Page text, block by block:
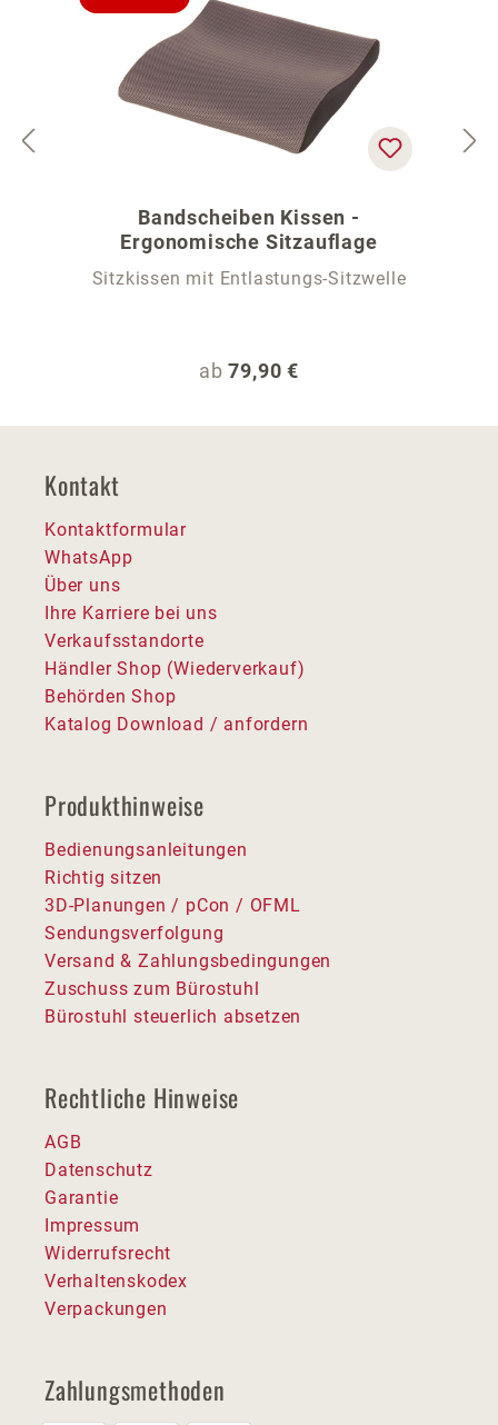
Bandscheiben Kissen -
Ergonomische Sitzauflage
Sitzkissen mit Entlastungs-Sitzwelle
Regulärer Preis:
ab79,90 €
Kontakt
Kontaktformular
WhatsApp
Über uns
Ihre Karriere bei uns
Verkaufsstandorte
Händler Shop (Wiederverkauf)
Behörden Shop
Katalog Download / anfordern
Produkthinweise
Bedienungsanleitungen
Richtig sitzen
3D-Planungen / pCon / OFML
Sendungsverfolgung
Versand & Zahlungsbedingungen
Zuschuss zum Bürostuhl
Bürostuhl steuerlich absetzen
Rechtliche Hinweise
AGB
Datenschutz
Garantie
Impressum
Widerrufsrecht
Verhaltenskodex
Verpackungen
Zahlungsmethoden